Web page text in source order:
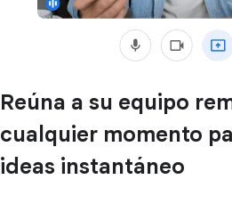
Reúna a su equipo
cualquier momento
ideas instantáneo